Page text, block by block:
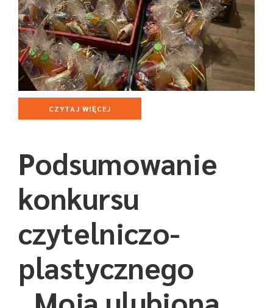
CZYTAJ WIĘCEJ
Podsumowanie
konkursu
czytelniczo-
plastycznego